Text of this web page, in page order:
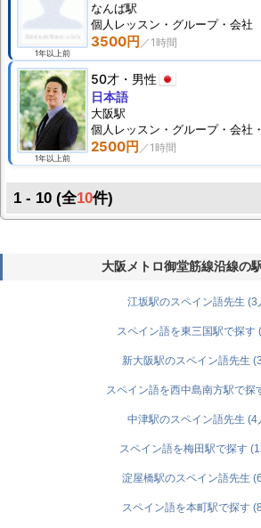
1年以上前
3500円
なんば駅
個人 レッスン ・グループ・会社
1年以上前
50才 男性
2500円
日本語
大阪駅
個人 レッスン ・グループ・会社
1 - 10 (全10件)
大阪メトロ御堂筋線沿線の
江坂駅のスペイン語先生 (3
スペイン語を東三国駅で探す
新大阪駅のスペイン語先生
スペイン語を西中島南方駅で探
中津駅のスペイン語先生 (4
スペイン語を梅田駅で探す
淀屋橋駅のスペイン語先生
スペイン語を本町駅で探す